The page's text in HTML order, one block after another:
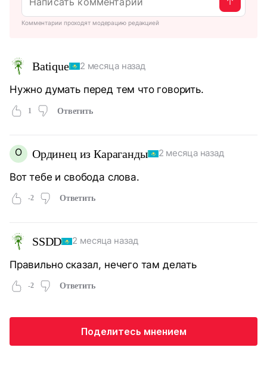
Комментарии проходят модерацию редакцией
Batique 2 месяца назад
Нужно думать перед тем что говорить.
1 Ответить
О Ординец из Караганды 2 месяца назад
Вот тебе и свобода слова.
-2 Ответить
SSDD 2 месяца назад
Правильно сказал, нечего там делать
-2 Ответить
Поделитесь мнением